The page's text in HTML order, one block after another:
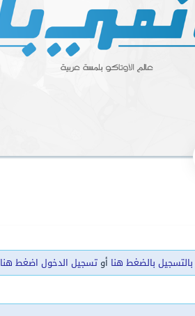
بالتسجيل بالضغط هنا أوتسجيل الدخول اضغط هنا